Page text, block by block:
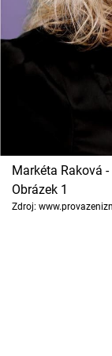
Sledujte
Filmový
Mámy sobě
Přihlášení
Markéta Raková
Obrázek 1
Zdroj: